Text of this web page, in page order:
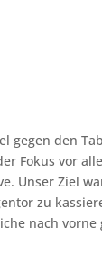
gegen den
Fokus vor
Unser Ziel
zu
nach vorne